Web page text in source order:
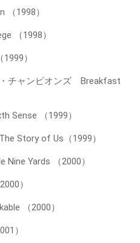
1998）
（1998）
）
チャンピオンズ Breakfast
Sense （1999）
Story of Us（1999）
Yards （2000）
）
（2000）
）